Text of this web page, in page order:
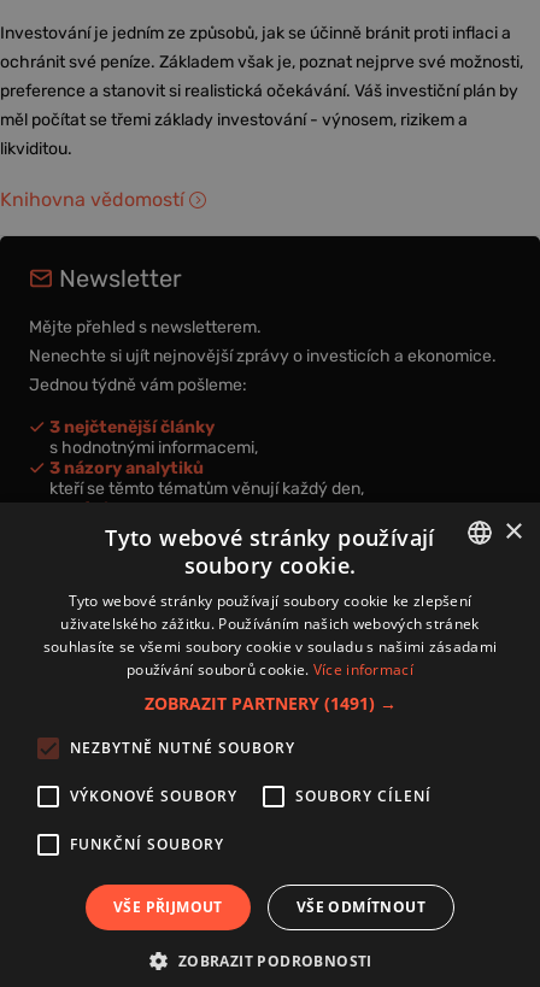
Investování je jedním ze způsobů, jak se účinně bránit proti inflaci a
ochránit své peníze. Základem však je, poznat nejprve své možnosti,
preference a stanovit si realistická očekávání. Váš investiční plán by
měl počítat se třemi základy investování - výnosem, rizikem a
likviditou.
Knihovna vědomostí
Newsletter
Mějte přehled s newsletterem.
Nenechte si ujít nejnovější zprávy o investicích a ekonomice.
Jednou týdně vám pošleme:
3 nejčtenější články
s hodnotnými informacemi,
3 názory analytiků
kteří se těmto tématům věnují každý den,
nová videa a podcasty
k prohloubení vašich znalostí.
Přihlášením k newsletteru vyjadřujete svůj souhlas spodmínkami
zpracování osobních údajů.
Zásady používání souborů cookies
Autoři
Nastavení cookies
Publikování nebo další šíření obsahu serveru www.investice.cz není možné bez
CZECH
×
Tyto webové stránky používají
soubory cookie.
Tyto webové stránky používají soubory cookie ke zlepšení
uživatelského zážitku. Používáním našich webových stránek
souhlasíte se všemi soubory cookie v souladu s našimi zásadami
používání souborů cookie. Více informací
ZOBRAZIT PARTNERY (1491) →
NEZBYTNĚ NUTNÉ SOUBORY
VÝKONOVÉ SOUBORY SOUBORY CÍLENÍ
FUNKČNÍ SOUBORY
VŠE PŘIJMOUT VŠE ODMÍTNOUT
ZOBRAZIT PODROBNOSTI